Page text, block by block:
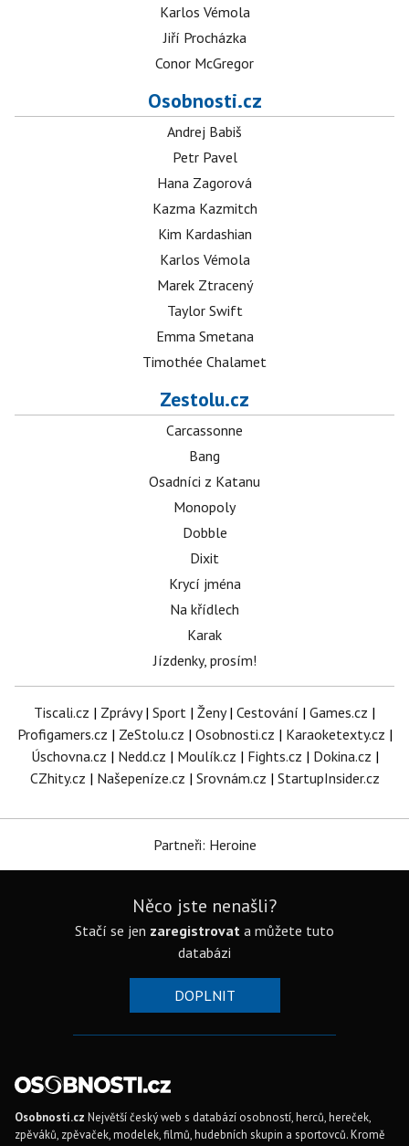
Karlos Vémola
Jiří Procházka
Conor McGregor
Osobnosti.cz
Andrej Babiš
Petr Pavel
Hana Zagorová
Kazma Kazmitch
Kim Kardashian
Karlos Vémola
Marek Ztracený
Taylor Swift
Emma Smetana
Timothée Chalamet
Zestolu.cz
Carcassonne
Bang
Osadníci z Katanu
Monopoly
Dobble
Dixit
Krycí jména
Na křídlech
Karak
Jízdenky, prosím!
Tiscali.cz | Zprávy| Sport | Ženy| Cestování | Games.cz |
Profigamers.cz | ZeStolu.cz | Osobnosti.cz | Karaoketexty.cz |
Úschovna.cz | Nedd.cz | Moulík.cz | Fights.cz | Dokina.cz |
CZhity.cz | Našepeníze.cz | Srovnám.cz | StartupInsider.cz
Partneři: Heroine
Něco jste nenašli?
Stačí se jen zaregistrovat a můžete tuto
databázi
DOPLNIT
Osobnosti.cz Největší český web s databází osobností, herců, hereček,
zpěváků, zpěvaček, modelek, filmů, hudebních skupin a sportovců. Kromě